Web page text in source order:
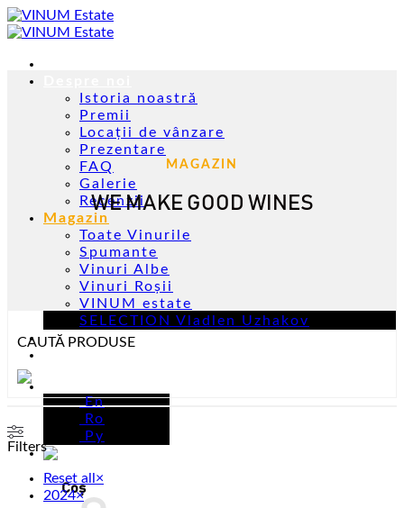
Skip
to
Istoria noastră
Premii
Locații de vânzare
Prezentare
FAQ
Galerie
Recenzii
Magazin
Toate Vinurile
Spumante
Vinuri Albe
Vinuri Roșii
VINUM estate
SELECTION Vladlen Uzhakov
Evenimente
En
Ro
Ру
Coș
MAGAZIN
WE MAKE GOOD WINES
CAUTĂ PRODUSE
Filters
Reset all ×
2024×